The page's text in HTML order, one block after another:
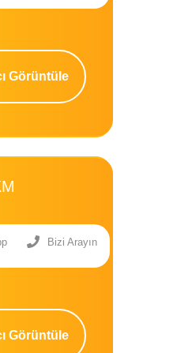
Görüntüle
Bizi Arayın
Görüntüle